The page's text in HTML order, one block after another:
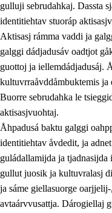
1.6 Demokratijja ja
gulluji sebrudahkaj. Dassta
identitiehtav stuoráp
Aktisasj rámma vaddi ja
galggi dádjadusáv oadtjot
guottoj ja iellemdádjadusáj.
kultuvrraåvddåmbuktemis ja
Buorre sebrudahka le
aktisasjvuohtaj.
Åhpadusá baktu galggi
identitiehtav åvdedit, ja
guládallamijda ja
gullut juosik ja kultuvralasj
ja sáme giellasuorge
avtaárvvusattja. Dárogiellaj